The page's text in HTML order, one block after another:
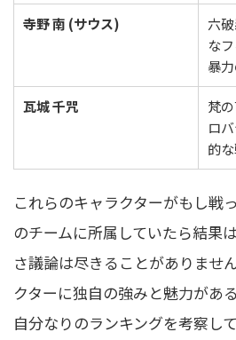
寺野 南 (サウス)
六
な
暴
瓦城 千咒
梵
ロ
的
これらのキャラクターがもし戦
のチームに所属していたら結果
さ議論は尽きることがありませ
クターに独自の強みと魅力があ
自分なりのランキングを考察し